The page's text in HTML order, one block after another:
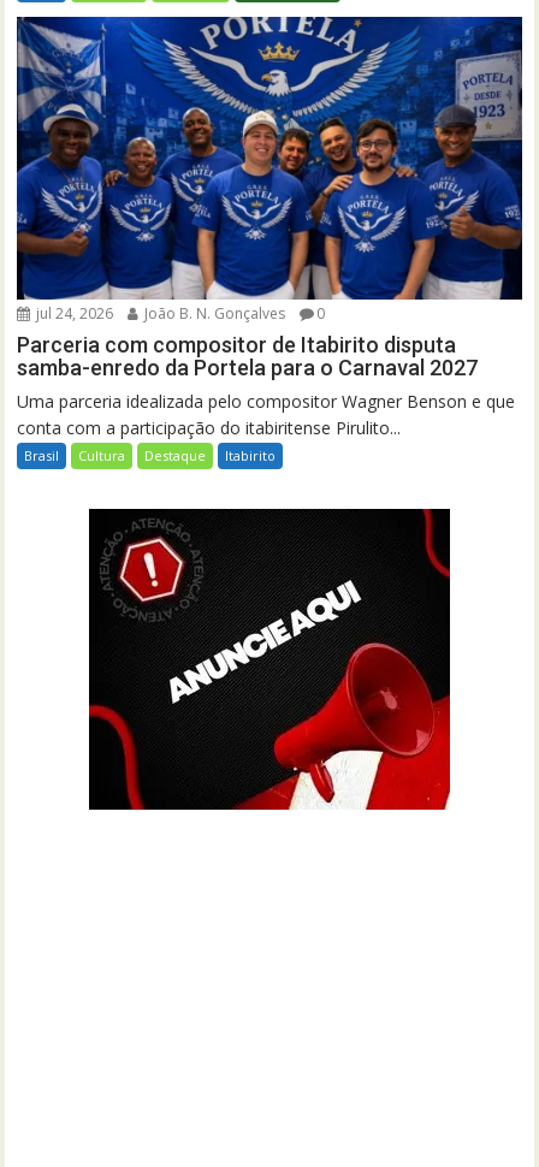
jul 24, 2026 João B. N. Gonçalves 0
Parceria com compositor de Itabirito disputa
samba-enredo da Portela para o Carnaval 2027
Uma parceria idealizada pelo compositor Wagner Benson e que
conta com a participação do itabiritense Pirulito...
Brasil Cultura Destaque Itabirito